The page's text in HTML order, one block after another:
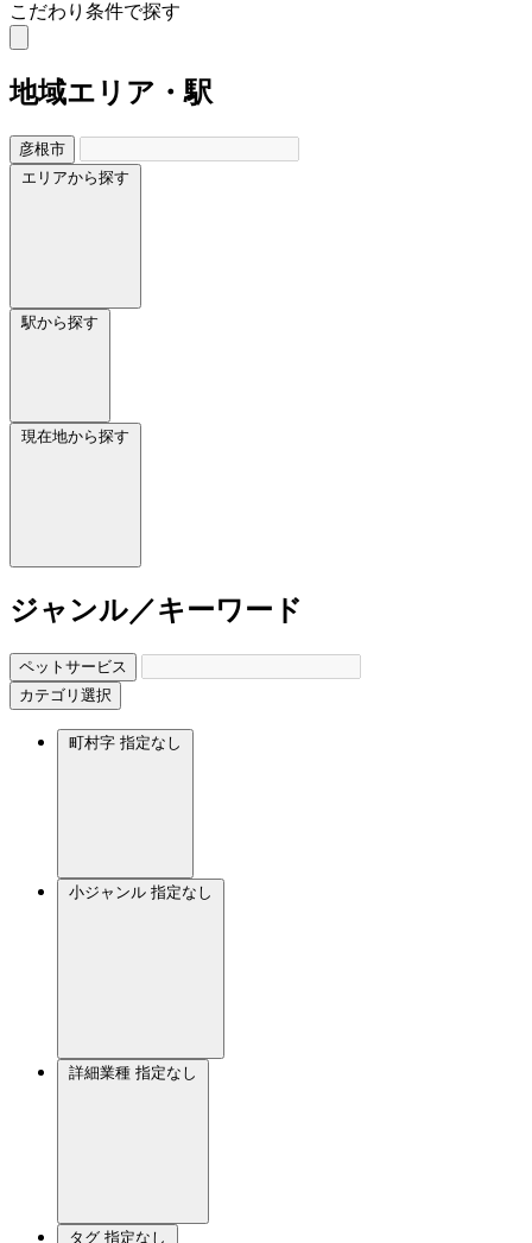
こだわり条件で探す
地域エリア・駅
彦根市
エリアから探す
駅から探す
現在地から探す
ジャンル／キーワード
ペットサービス
カテゴリ選択
町村字 指定なし
小ジャンル 指定なし
詳細業種 指定なし
タグ 指定なし